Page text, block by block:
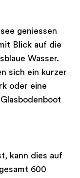
geniessen
Blick auf die
Wasser.
sich ein kurzer
oder eine
kann dies auf
600